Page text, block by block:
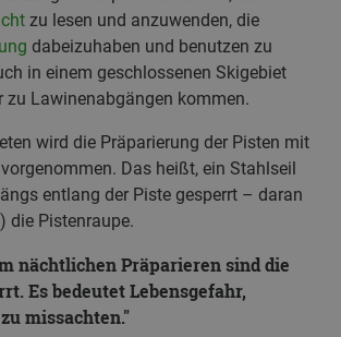
zu lesen und anzuwenden, die
dabeizuhaben und benutzen zu
in einem geschlossenen Skigebiet
zu Lawinenabgängen kommen.
wird die Präparierung der Pisten mit
Das heißt, ein Stahlseil
entlang der Piste gesperrt – daran
die Pistenraupe.
nächtlichen Präparieren sind die
Es bedeutet Lebensgefahr,
missachten.